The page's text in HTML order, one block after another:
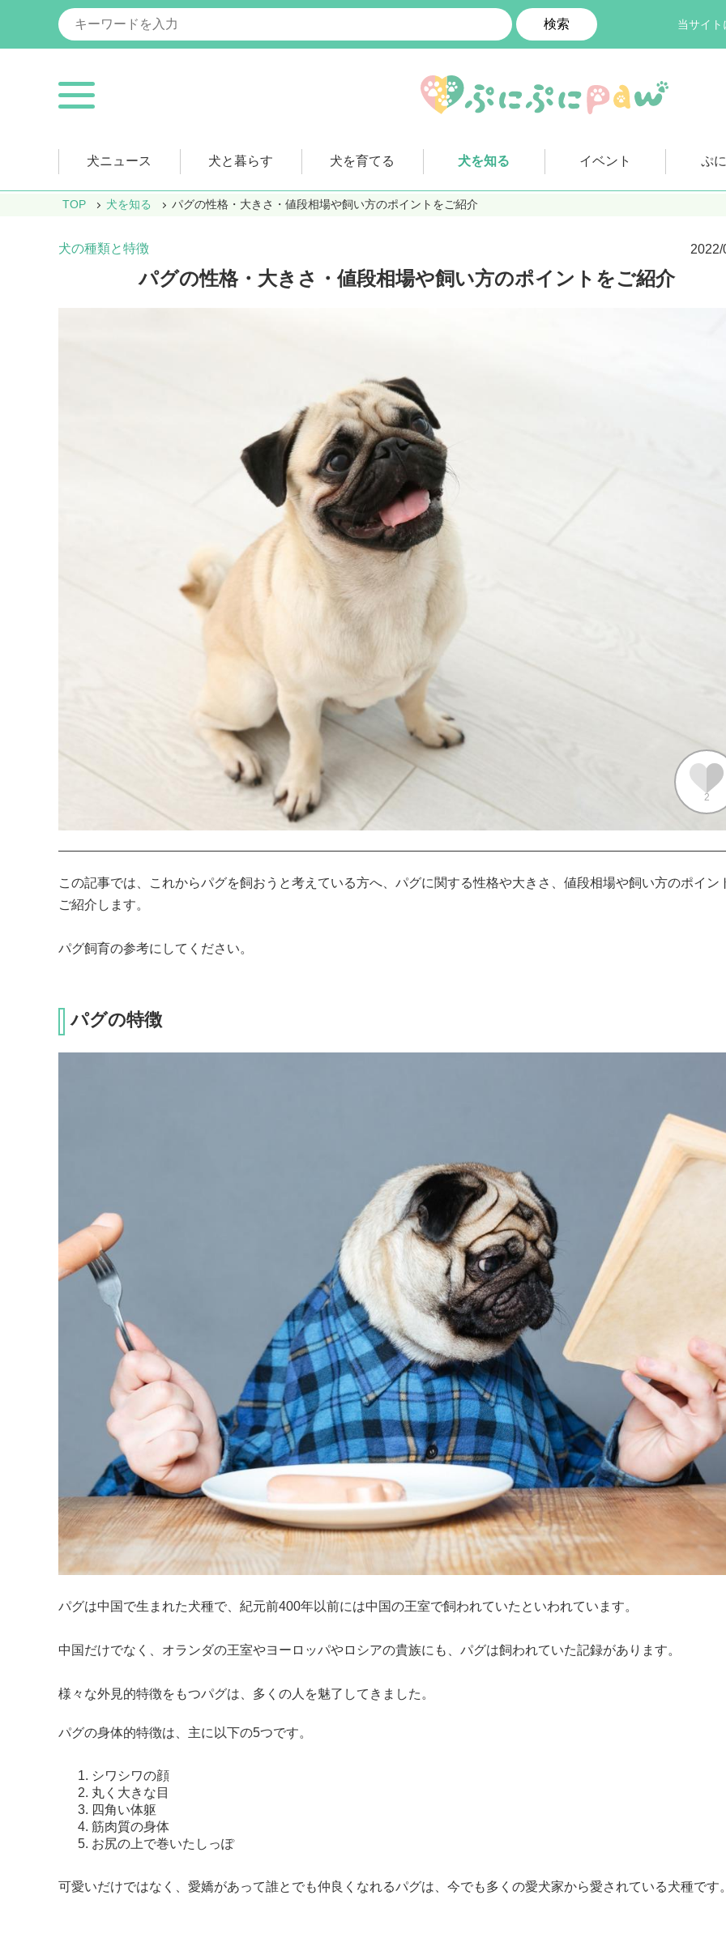
検索 当サイ
犬ニュース 犬と暮らす 犬を育てる 犬を知る イベント ぷ
TOP 犬を知る パグの性格・大きさ・値段相場や飼い方のポイントをご紹介
犬の種類と特徴 2022/
パグの性格・大きさ・値段相場や飼い方のポイントをご紹介
2
この記事では、これからパグを飼おうと考えている方へ、パグに関する性格や大きさ、値段相場や飼い方のポイン
ご紹介します。
パグ飼育の参考にしてください。
パグの特徴
パグは中国で生まれた犬種で、紀元前400年以前には中国の王室で飼われていたといわれています。
中国だけでなく、オランダの王室やヨーロッパやロシアの貴族にも、パグは飼われていた記録があります。
様々な外見的特徴をもつパグは、多くの人を魅了してきました。
パグの身体的特徴は、主に以下の5つです。
シワシワの顔
丸く大きな目
四角い体躯
筋肉質の身体
お尻の上で巻いたしっぽ
可愛いだけではなく、愛嬌があって誰とでも仲良くなれるパグは、今でも多くの愛犬家から愛されている犬種です